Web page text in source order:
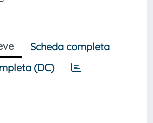
Scheda completa
(DC)